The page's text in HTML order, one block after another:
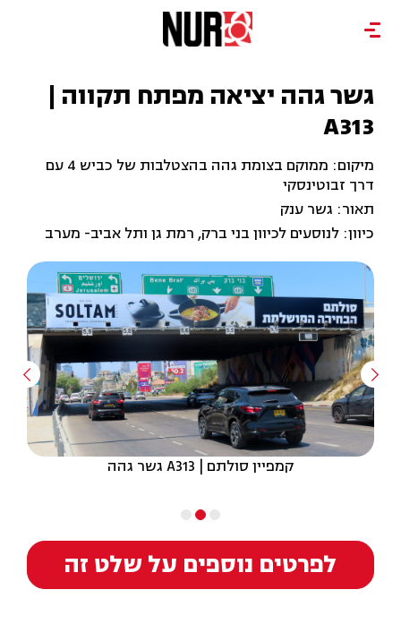
גשר גהה יציאה מפתח תקווה |
A313
מיקום: ממוקם בצומת גהה בהצטלבות של כביש 4 עם
דרך זבוטינסקי
תאור: גשר ענק
כיוון: לנוסעים לכיוון בני ברק, רמת גן ותל אביב- מערב
קמפיין סולתם | A313 גשר גהה
לפרטים נוספים על שלט זה